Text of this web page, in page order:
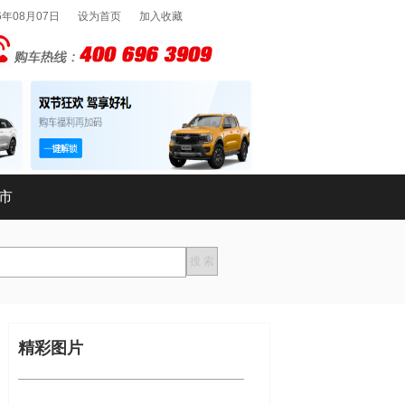
08月07日 设为首页 加入收藏
精彩图片